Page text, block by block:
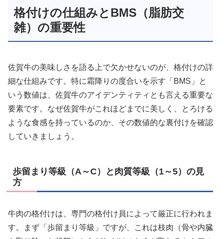
格付けの仕組みとBMS（脂肪交
雑）の重要性
佐賀牛の美味しさを語る上で欠かせないのが、格付けの詳
細な仕組みです。特に霜降りの度合いを示す「BMS」と
いう数値は、佐賀牛のアイデンティティとも言える重要な
要素です。なぜ佐賀牛がこれほどまでに美しく、とろける
ような食感を持っているのか、その数値的な裏付けを確認
していきましょう。
歩留まり等級（A～C）と肉質等級（1～5）の見
方
牛肉の格付けは、専門の格付け員によって厳正に行われま
す。まず「歩留まり等級」ですが、これは枝肉（骨や内臓